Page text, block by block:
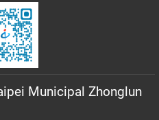
Municipal Zhonglun